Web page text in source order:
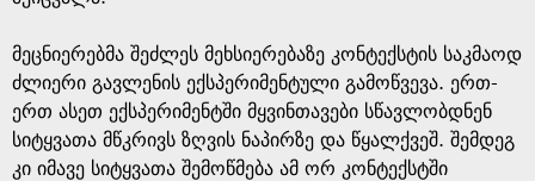
მეცნიერებმა შეძლეს მეხსიერებაზე კონტექსტის საკმაოდ
ძლიერი გავლენის ექსპერიმენტული გამოწვევა. ერთ-
ერთ ასეთ ექსპერიმენტში მყვინთავები სწავლობდნენ
სიტყვათა მწკრივს ზღვის ნაპირზე და წყალქვეშ. შემდეგ
კი იმავე სიტყვათა შემოწმება ამ ორ კონტექსტში